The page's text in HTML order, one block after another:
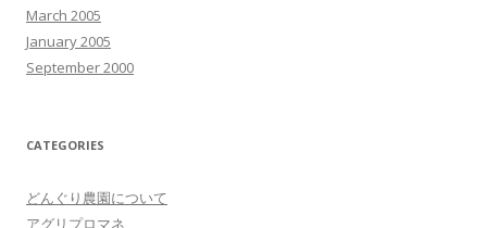
March 2005
January 2005
September 2000
CATEGORIES
どんぐり農園について
アグリプロマネ